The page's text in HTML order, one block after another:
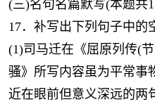
(三)名句名篇默写(本题共
17．补写出下列句子中的
(1)司马迁在《屈原列传(
骚》所写内容虽为平常事
近在眼前但意义深远的两